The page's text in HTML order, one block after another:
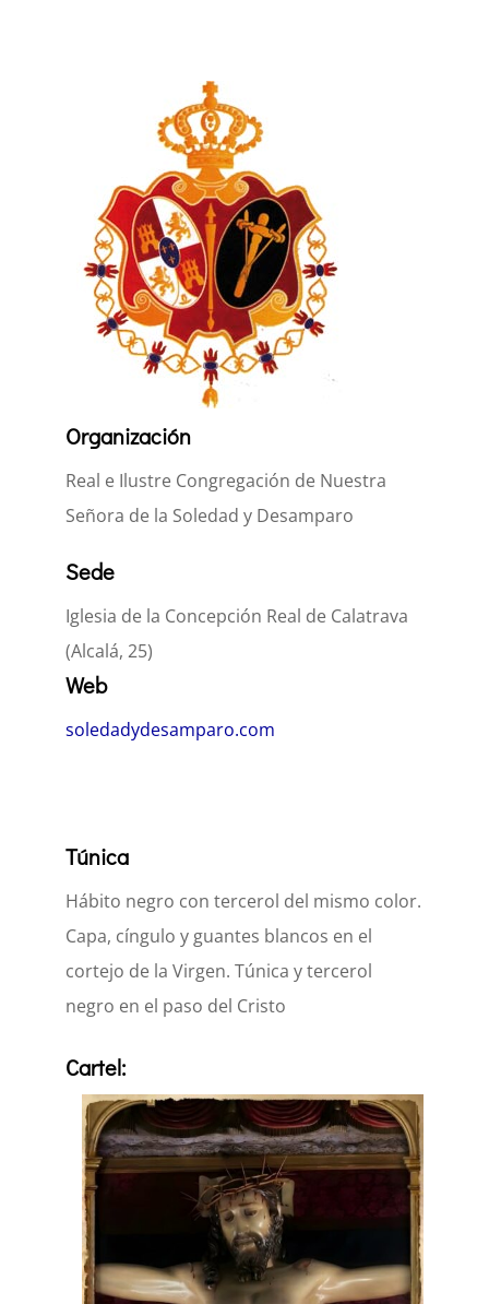
Organización
Real e Ilustre Congregación de Nuestra
Señora de la Soledad y Desamparo
Sede
Iglesia de la Concepción Real de Calatrava
(Alcalá, 25)
Web
soledadydesamparo.com
Túnica
Hábito negro con tercerol del mismo color.
Capa, cíngulo y guantes blancos en el
cortejo de la Virgen. Túnica y tercerol
negro en el paso del Cristo
Cartel: